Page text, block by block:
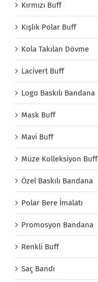
Kırmızı Buff
Kışlık Polar Buff
Kola Takılan Dövme
Lacivert Buff
Logo Baskılı Bandana
Mask Buff
Mavi Buff
Müze Kolleksiyon Buff
Özel Baskılı Bandana
Polar Bere İmalatı
Promosyon Bandana
Renkli Buff
Saç Bandı